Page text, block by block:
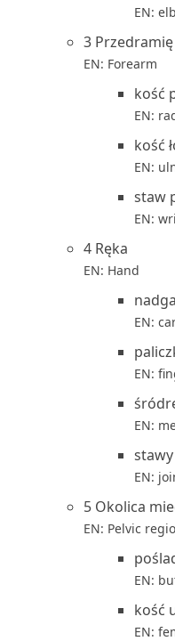
EN:
3 Przedramię
EN: Forearm
kość
EN:
kość
EN:
staw
EN:
4 Ręka
EN: Hand
EN:
EN:
EN:
EN:
5 Okolica
EN: Pelvic
EN:
kość
EN: